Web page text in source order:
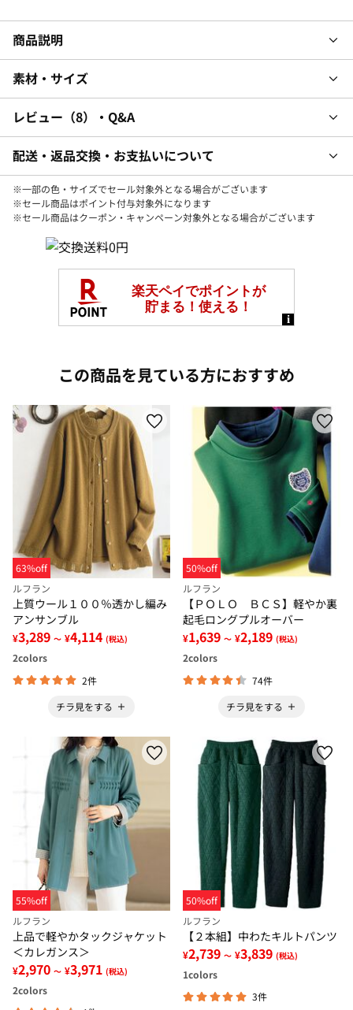
商品説明
素材・サイズ
レビュー 8 ・Q&A
配送・返品交換・お支払いについて
※一部の色・サイズでセール対象外となる場合がございます
※セール商品はポイント付与対象外になります
※セール商品はクーポン・キャンペーン対象外となる場合がございます
この商品を見ている方におすすめ
63%off
ルフラン
上質ウール１００％透かし編み
アンサンブル
¥3,289 ～ ¥4,114 (税込)
2colors
2件
チラ見をする
50%off
ルフラン
【ＰＯＬＯ ＢＣＳ】軽やか裏
起毛ロングプルオーバー
¥1,639 ～ ¥2,189 (税込)
2colors
74件
チラ見をする
55%off
ルフラン
上品で軽やかタックジャケット
＜カレガンス＞
¥2,970 ～ ¥3,971 (税込)
2colors
50%off
ルフラン
【２本組】中わたキルトパンツ
¥2,739 ～ ¥3,839 (税込)
1colors
3件